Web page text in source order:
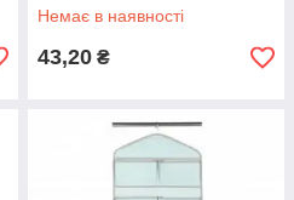
Немає в наявності
43,20 ₴